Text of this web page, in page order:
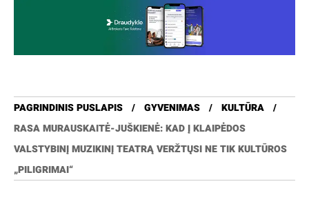
PAGRINDINIS PUSLAPIS GYVENIMAS
KULTŪRA
RASA MURAUSKAITĖ-JUŠKIENĖ: KAD Į KLAIPĖDOS
VALSTYBINĮ MUZIKINĮ TEATRĄ VERŽTŲSI NE TIK KULTŪROS
„PILIGRIMAI“